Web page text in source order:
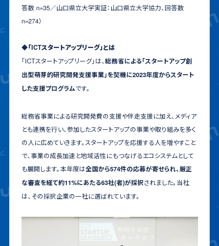
答数 n=35／山口県立大学実証：山口県立大学協力、回答数
n=274）
◆「ICTスタートアップリーグ」とは
「ICTスタートアップリーグ」は、総務省による「スタートアップ創
出型萌芽的研究開発支援事業」を契機に2023年度からスタート
した支援プログラムです。
総務省事業による研究開発費の支援や伴走支援に加え、メディア
とも連携を行い、参加したスタートアップの事業や取り組みを多く
の人に広めていきます。スタートアップを応援する人を増やすこと
で、事業の成長加速と地域活性にもつなげるエコシステムとして
も展開します。本年度は全国から574件の応募が寄せられ、厳正
な審査を経て約11%にあたる63社(者)が採択されました。当社
は、その採択企業の一社に選ばれています。